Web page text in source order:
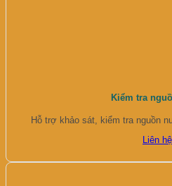
Kiểm tra
Hỗ trợ khảo sát, kiểm tra nguồn
Liên hệ